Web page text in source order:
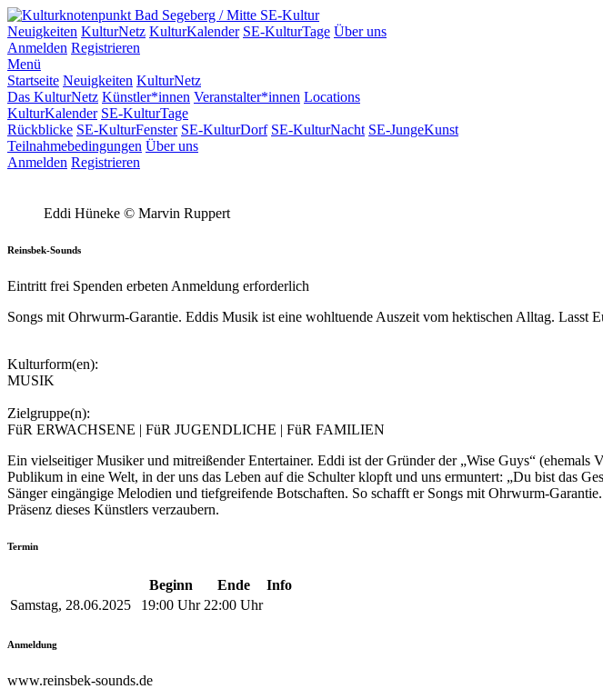
SE-Kultur
Neuigkeiten KulturNetz KulturKalender SE-KulturTage Über uns
Anmelden Registrieren
Menü
Startseite Neuigkeiten KulturNetz
Das KulturNetz Künstler*innen Veranstalter*innen Locations
KulturKalender SE-KulturTage
Rückblicke SE-KulturFenster SE-KulturDorf SE-KulturNacht SE-JungeKunst
Teilnahmebedingungen Über uns
Anmelden Registrieren
Eddi Hüneke © Marvin Ruppert
Reinsbek-Sounds
Eintritt frei Spenden erbeten Anmeldung erforderlich
Songs mit Ohrwurm-Garantie. Eddis Musik ist eine wohltuende Auszeit vom hektischen Alltag. Lasst
Kulturform(en):
MUSIK
Zielgruppe(n):
FüR ERWACHSENE | FüR JUGENDLICHE | FüR FAMILIEN
Ein vielseitiger Musiker und mitreißender Entertainer. Eddi ist der Gründer der „Wise Guys“
Publikum in eine Welt, in der uns das Leben auf die Schulter klopft und uns ermuntert: „Du bist das
Sänger eingängige Melodien und tiefgreifende Botschaften. So schafft er Songs mit Ohrwurm-
Präsenz dieses Künstlers verzaubern.
Termin
Beginn Ende
Info
Samstag, 28.06.2025
19:00 Uhr 22:00 Uhr
Anmeldung
www.reinsbek-sounds.de